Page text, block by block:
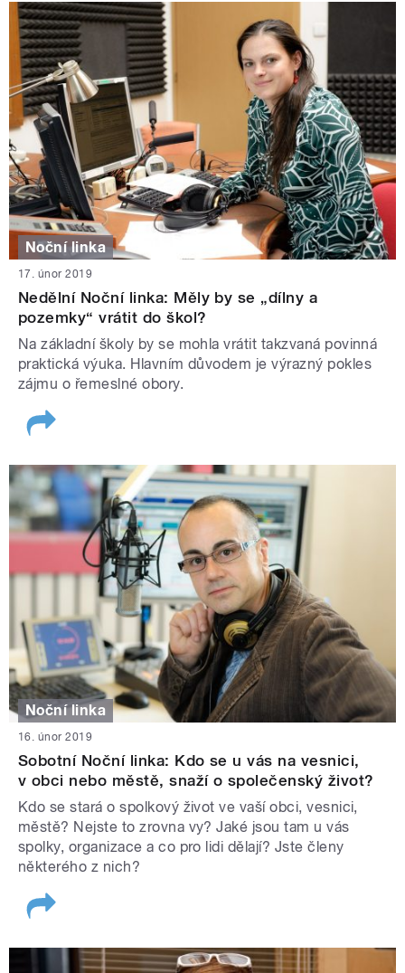
Noční linka
17. únor 2019
Nedělní Noční linka: Měly by se „dílny a
pozemky“ vrátit do škol?
Na základní školy by se mohla vrátit takzvaná povinná
praktická výuka. Hlavním důvodem je výrazný pokles
zájmu o řemeslné obory.
Noční linka
16. únor 2019
Sobotní Noční linka: Kdo se u vás na vesnici,
v obci nebo městě, snaží o společenský život?
Kdo se stará o spolkový život ve vaší obci, vesnici,
městě? Nejste to zrovna vy? Jaké jsou tam u vás
spolky, organizace a co pro lidi dělají? Jste členy
některého z nich?